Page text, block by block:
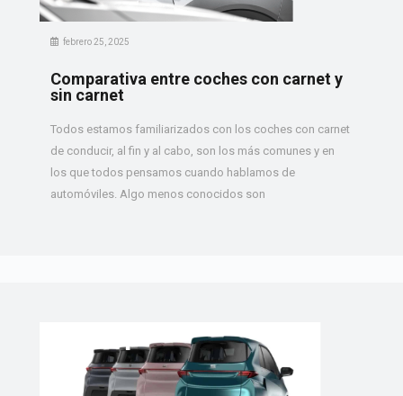
febrero 25, 2025
Comparativa entre coches con carnet y
sin carnet
Todos estamos familiarizados con los coches con carnet
de conducir, al fin y al cabo, son los más comunes y en
los que todos pensamos cuando hablamos de
automóviles. Algo menos conocidos son